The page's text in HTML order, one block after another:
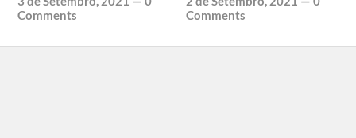
Comments
Comments